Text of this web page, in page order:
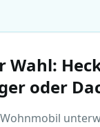
Wahl:
oder